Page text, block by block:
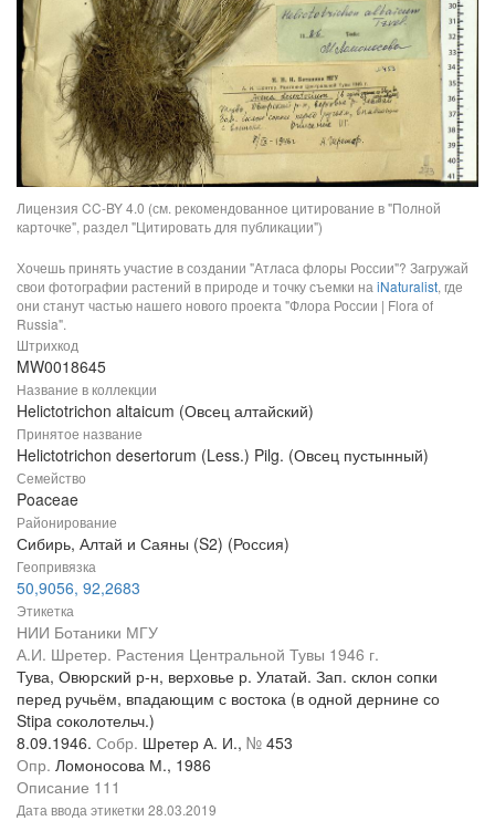
Лицензия CC-BY 4.0 (см. рекомендованное цитирование в "Полной
карточке", раздел "Цитировать для публикации")
Хочешь принять участие в создании "Атласа флоры России"? Загружай
свои фотографии растений в природе и точку съемки наiNaturalist, где
они станут частью нашего нового проекта "Флора России | Flora of
Russia".
Штрихкод
MW0018645
Название в коллекции
Helictotrichon altaicum (Овсец алтайский)
Принятое название
Helictotrichon desertorum (Less.) Pilg. (Овсец пустынный)
Семейство
Poaceae
Районирование
Сибирь, Алтай и Саяны (S2) (Россия)
Геопривязка
50,9056, 92,2683
Этикетка
НИИ Ботаники МГУ
А.И. Шретер. Растения Центральной Тувы 1946 г.
Тува, Овюрский р-н, верховье р. Улатай. Зап. склон сопки
перед ручьём, впадающим с востока (в одной дернине со
Stipa соколотельч.)
8.09.1946. Собр. Шретер А. И., № 453
Опр. Ломоносова М., 1986
Описание 111
Дата ввода этикетки 28.03.2019